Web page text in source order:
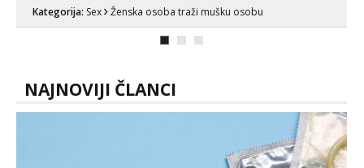
može i nešto više.💋🌺 Klikni na link
ispod i nadji me tamo, cekam te!
Kategorija: Sex Ženska osoba traži mušku osobu
NAJNOVIJI ČLANCI